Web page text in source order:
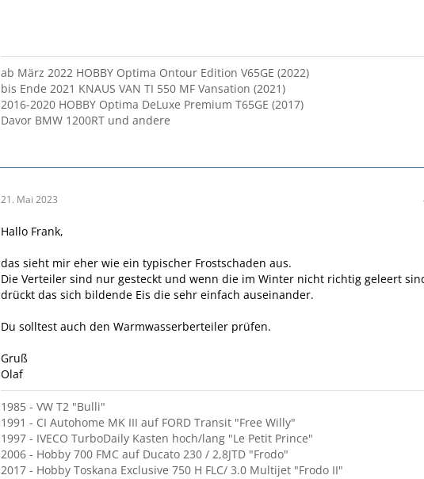
ab März 2022 HOBBY Optima Ontour Edition V65GE (2022)
bis Ende 2021 KNAUS VAN TI 550 MF Vansation (2021)
2016-2020 HOBBY Optima DeLuxe Premium T65GE (2017)
Davor BMW 1200RT und andere
21. Mai 2023
Hallo Frank,
das sieht mir eher wie ein typischer Frostschaden aus.
Die Verteiler sind nur gesteckt und wenn die im Winter nicht richtig geleert
drückt das sich bildende Eis die sehr einfach auseinander.
Du solltest auch den Warmwasserberteiler prüfen.
Gruß
Olaf
1985 - VW T2 "Bulli"
1991 - CI Autohome MK III auf FORD Transit "Free Willy"
1997 - IVECO TurboDaily Kasten hoch/lang "Le Petit Prince"
2006 - Hobby 700 FMC auf Ducato 230 / 2,8JTD "Frodo"
2017 - Hobby Toskana Exclusive 750 H FLC/ 3.0 Multijet "Frodo II"